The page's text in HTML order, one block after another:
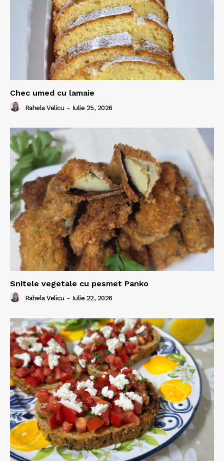
Chec umed cu lamaie
Rahela Velicu - Iulie 25, 2026
Snitele vegetale cu pesmet Panko
Rahela Velicu - Iulie 22, 2026